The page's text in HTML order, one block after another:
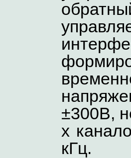
±300В,
х
кГц.